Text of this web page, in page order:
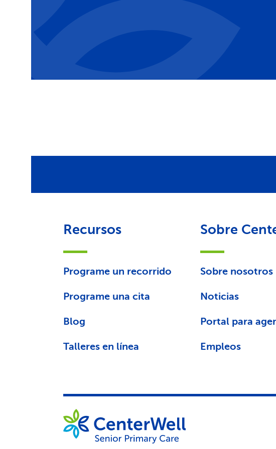
Recursos
Programe un recorrido
Programe una cita
Blog
Talleres en línea
Sobre
Sobre nosotros
Noticias
Portal para
Empleos